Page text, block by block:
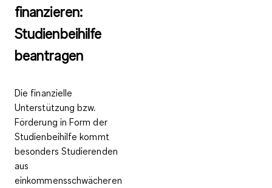
finanzieren:
Studienbeihilfe
beantragen
Die finanzielle
Unterstützung bzw.
Förderung in Form der
Studienbeihilfe kommt
besonders Studierenden
aus
einkommensschwächeren